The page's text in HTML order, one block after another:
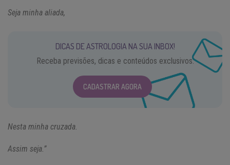
Seja minha aliada,
DICAS DE ASTROLOGIA NA SUA INBOX!
Receba previsões, dicas e conteúdos exclusivos.
CADASTRAR AGORA
Nesta minha cruzada.
Assim seja.”